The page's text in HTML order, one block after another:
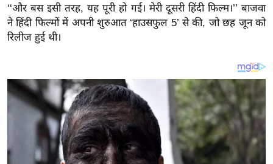
य
ब
ज
खे
ल
‘‘और बस इसी तरह, यह पूरी हो गई। मेरी दूसरी हिंदी फिल्म।’’ बाजवा
ने हिंदी फिल्मों में अपनी शुरुआत ‘हाउसफुल 5’ से की, जो छह जून को
रिलीज हुई थी।